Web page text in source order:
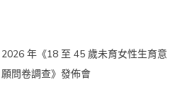
2026 年《18 至 45 歲未育女性生育意
願問卷調查》發佈會